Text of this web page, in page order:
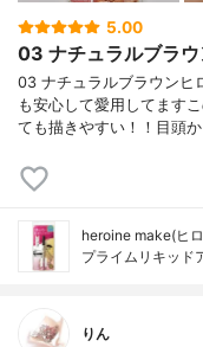
5.00
03 ナチュラルブラ
03 ナチュラルブラウンヒ
も安心して愛用してます
ても描きやすい！！目頭
heroine make(ヒ
プライムリキッド
りん